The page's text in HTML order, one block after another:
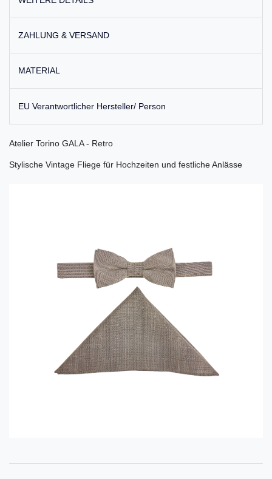
ZAHLUNG & VERSAND
MATERIAL
EU Verantwortlicher Hersteller/ Person
Atelier Torino GALA - Retro
Stylische Vintage Fliege für Hochzeiten und festliche Anlässe